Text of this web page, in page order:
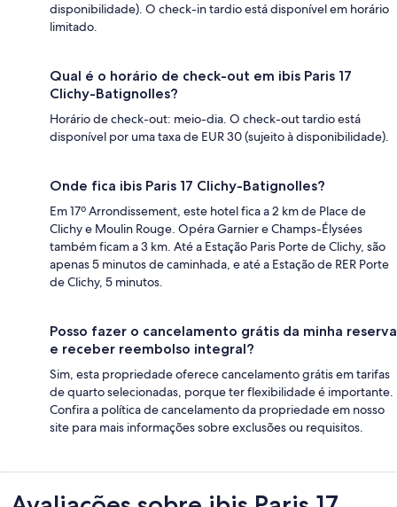
disponibilidade). O check-in tardio está disponível em horário
limitado.
Qual é o horário de check-out em ibis Paris 17
Clichy-Batignolles?
Horário de check-out: meio-dia. O check-out tardio está
disponível por uma taxa de EUR 30 (sujeito à disponibilidade).
Onde fica ibis Paris 17 Clichy-Batignolles?
Em 17º Arrondissement, este hotel fica a 2 km de Place de
Clichy e Moulin Rouge. Opéra Garnier e Champs-Élysées
também ficam a 3 km. Até a Estação Paris Porte de Clichy, são
apenas 5 minutos de caminhada, e até a Estação de RER Porte
de Clichy, 5 minutos.
Posso fazer o cancelamento grátis da minha reserva
e receber reembolso integral?
Sim, esta propriedade oferece cancelamento grátis em tarifas
de quarto selecionadas, porque ter flexibilidade é importante.
Confira a política de cancelamento da propriedade em nosso
site para mais informações sobre exclusões ou requisitos.